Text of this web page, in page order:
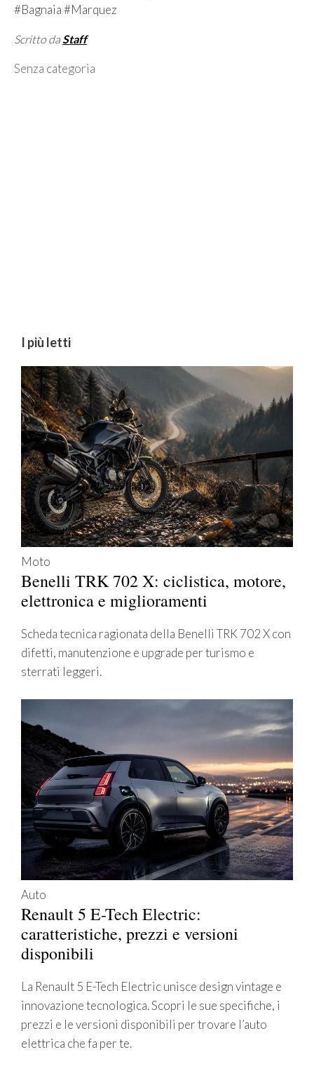
#Bagnaia #Marquez
Scritto da Staff
Categorie
Senza categoria
I più letti
Moto
Benelli TRK 702 X: ciclistica, motore,
elettronica e miglioramenti
Scheda tecnica ragionata della Benelli TRK 702 X con
difetti, manutenzione e upgrade per turismo e
sterrati leggeri.
Auto
Renault 5 E-Tech Electric:
caratteristiche, prezzi e versioni
disponibili
La Renault 5 E-Tech Electric unisce design vintage e
innovazione tecnologica. Scopri le sue specifiche, i
prezzi e le versioni disponibili per trovare l’auto
elettrica che fa per te.